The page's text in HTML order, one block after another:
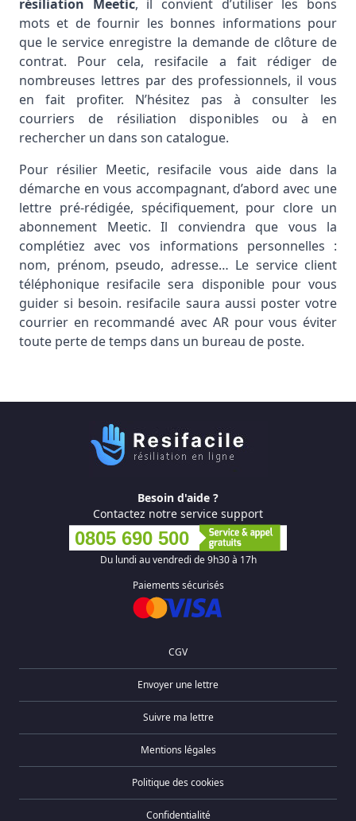
résiliation Meetic, il convient d’utiliser les bons
mots et de fournir les bonnes informations pour
que le service enregistre la demande de clôture de
contrat. Pour cela, resifacile a fait rédiger de
nombreuses lettres par des professionnels, il vous
en fait profiter. N’hésitez pas à consulter les
courriers de résiliation disponibles ou à en
rechercher un dans son catalogue.
Pour résilier Meetic, resifacile vous aide dans la
démarche en vous accompagnant, d’abord avec une
lettre pré-rédigée, spécifiquement, pour clore un
abonnement Meetic. Il conviendra que vous la
complétiez avec vos informations personnelles :
nom, prénom, pseudo, adresse… Le service client
téléphonique resifacile sera disponible pour vous
guider si besoin. resifacile saura aussi poster votre
courrier en recommandé avec AR pour vous éviter
toute perte de temps dans un bureau de poste.
Besoin d'aide ?
Contactez notre service support
0805 690 500
Du lundi au vendredi de 9h30 à 17h
Paiements sécurisés
CGV
Envoyer une lettre
Suivre ma lettre
Mentions légales
Politique des cookies
Confidentialité